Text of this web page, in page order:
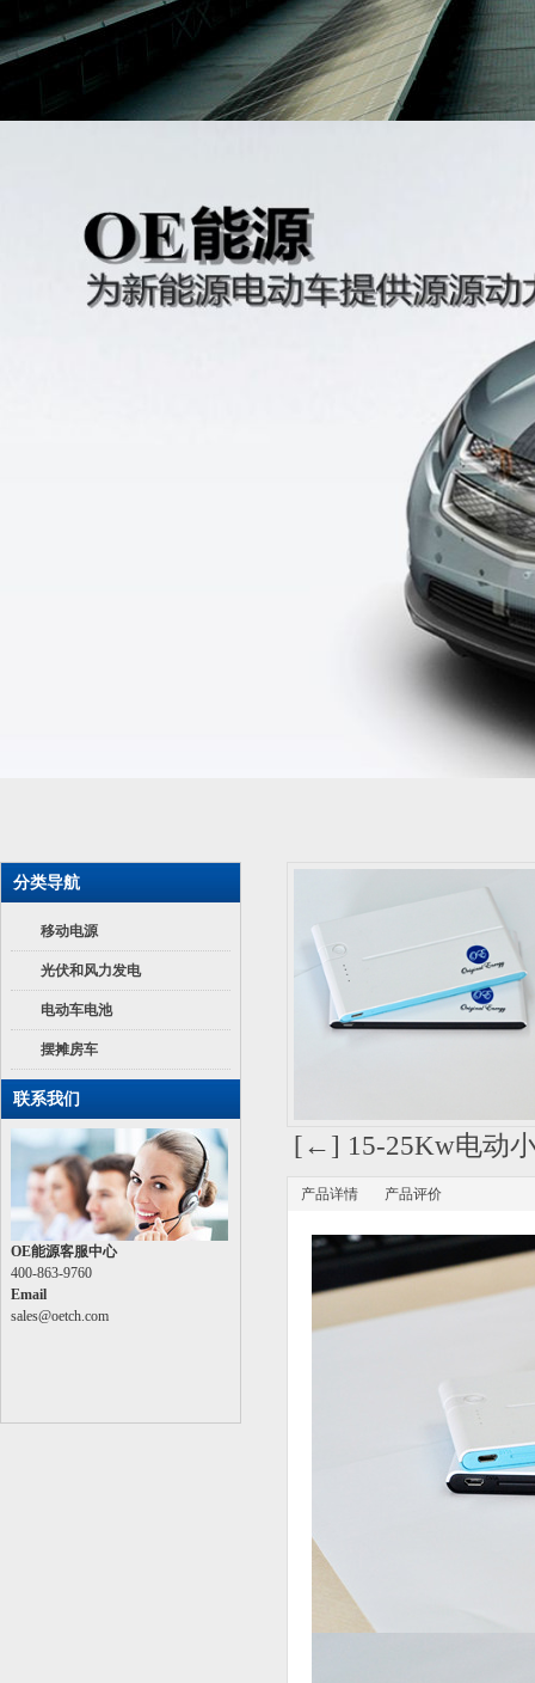
分类导航
移动电源
光伏和风力发电
电动车电池
摆摊房车
联系我们
OE能源客服中心
400-863-9760
Email
sales@oetch.com
[←] 15-25Kw电动
产品详情 产品评价